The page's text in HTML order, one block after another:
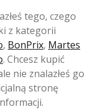
tego, czego
z kategorii
, BonPrix, Martes
. Chcesz kupić
nie znalazłeś go
stronę